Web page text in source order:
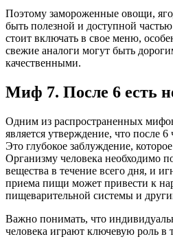
Поэтому замороженные овощи,
быть полезной и доступной
стоит включать в свое меню,
свежие аналоги могут быть
качественными.
Миф 7. После 6 есть
Одним из распространенных
является утверждение, что после 6
Это глубокое заблуждение,
Организму человека необходимо
вещества в течение всего дня, и
приема пищи может привести к
пищеварительной системы и
Важно понимать, что
человека играют ключевую роль